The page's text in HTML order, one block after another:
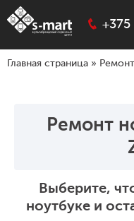
Главная страница »
Ремонт
Выберите,
ноутбуке и